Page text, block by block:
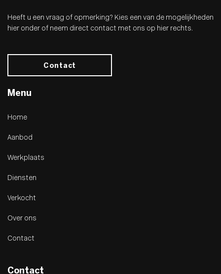
Heeft u een vraag of opmerking? Kies een van de mogelijkheden
hier onder of neem direct contact met ons op hier rechts.
Contact
Menu
Home
Aanbod
Werkplaats
Diensten
Verkocht
Over ons
Contact
Contact